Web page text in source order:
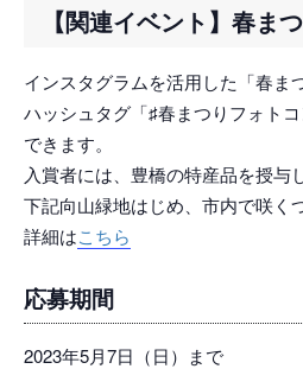
【関連イベント】春ま
インスタグラムを活用した「春ま
ハッシュタグ「♯春まつりフォト
できます。
入賞者には、豊橋の特産品を授与
下記向山緑地はじめ、市内で咲く
詳細はこちら
応募期間
2023年5月7日（日）まで